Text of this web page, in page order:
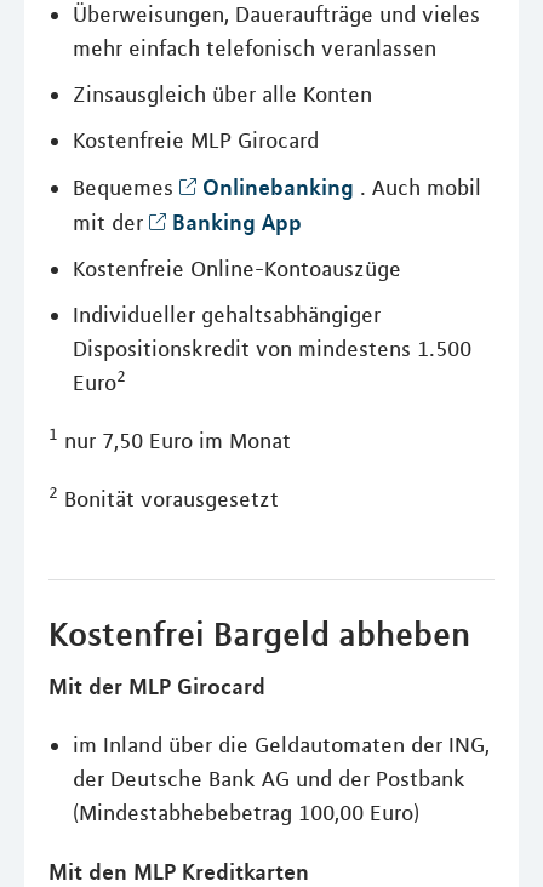
Überweisungen, Daueraufträge und vieles
mehr einfach telefonisch veranlassen
Zinsausgleich über alle Konten
Kostenfreie MLP Girocard
Bequemes
Onlinebanking . Auch mobil
mit der
Banking App
Kostenfreie Online-Kontoauszüge
Individueller gehaltsabhängiger
Dispositionskredit von mindestens 1.500
Euro2
1 nur 7,50 Euro im Monat
2 Bonität vorausgesetzt
Kostenfrei Bargeld abheben
Mit der MLP Girocard
im Inland über die Geldautomaten der ING,
der Deutsche Bank AG und der Postbank
(Mindestabhebebetrag 100,00 Euro)
Mit den MLP Kreditkarten